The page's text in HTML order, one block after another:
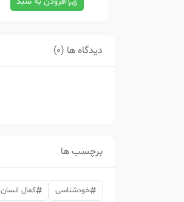
دیدگاه ها (0)
برچسب ها
خودشناسی کمال انسان